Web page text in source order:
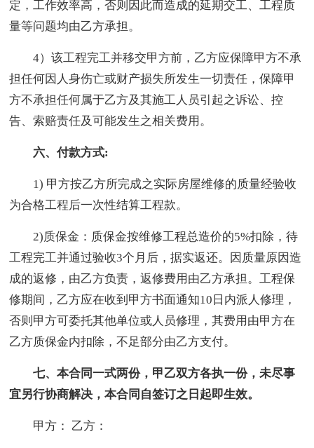
定，工作效率高，否则因此而造成的延期交工、工程质
量等问题均由乙方承担。
4）该工程完工并移交甲方前，乙方应保障甲方不承
担任何因人身伤亡或财产损失所发生一切责任，保障甲
方不承担任何属于乙方及其施工人员引起之诉讼、控
告、索赔责任及可能发生之相关费用。
六、付款方式:
1) 甲方按乙方所完成之实际房屋维修的质量经验收
为合格工程后一次性结算工程款。
2)质保金：质保金按维修工程总造价的5%扣除，待
工程完工并通过验收3个月后，据实返还。因质量原因造
成的返修，由乙方负责，返修费用由乙方承担。工程保
修期间，乙方应在收到甲方书面通知10日内派人修理，
否则甲方可委托其他单位或人员修理，其费用由甲方在
乙方质保金内扣除，不足部分由乙方支付。
七、本合同一式两份，甲乙双方各执一份，未尽事
宜另行协商解决，本合同自签订之日起即生效。
甲方： 乙方：